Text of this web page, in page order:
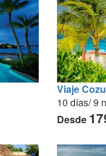
Viaje
10 días/ 9
Desde